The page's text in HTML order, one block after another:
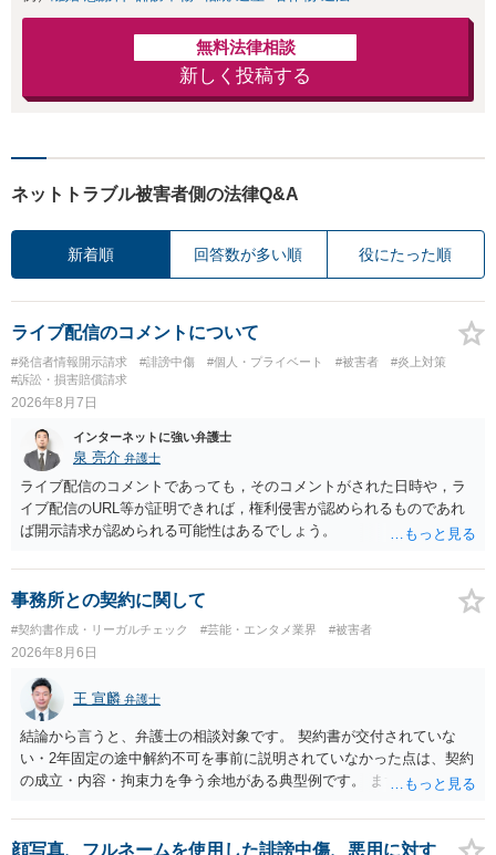
無料法律相談
新しく投稿する
ネットトラブル被害者側の法律Q&A
新着順 回答数が多い順 役にたった順
ライブ配信のコメントについて
#発信者情報開示請求 #誹謗中傷 #個人・プライベート #被害者
#炎上対策
#訴訟・損害賠償請求
2026年8月7日
インターネットに強い弁護士
泉 亮介 弁護士
ライブ配信のコメントであっても，そのコメントがされた日時や，ラ
イブ配信のURL等が証明できれば，権利侵害が認められるものであれ
ば開示請求が認められる可能性はあるでしょう。
事務所との契約に関して
#契約書作成・リーガルチェック #芸能・エンタメ業界 #被害者
2026年8月6日
王 宣麟 弁護士
結論から言うと、弁護士の相談対象です。 契約書が交付されていな
い・2年固定の途中解約不可を事前に説明されていなかった点は、契約
の成立・内容・拘束力を争う余地がある典型例です。 まずは、運営と
みてはいかがでしょうか。 また同時並行で（もしまだされていないの
であれば）書面で退所意思の明確化はしておくべきだと考えます。
顔写真、フルネームを使用した誹謗中傷、悪用に対す